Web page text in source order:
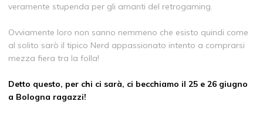
veramente stupenda per gli amanti del retrogaming.
Ovviamente loro non sanno nemmeno che esisto quindi come
al solito sarò il tipico Nerd appassionato intento a comprarsi
mezza fiera tra la folla!
Detto questo, per chi ci sarà, ci becchiamo il 25 e 26 giugno
a Bologna ragazzi!